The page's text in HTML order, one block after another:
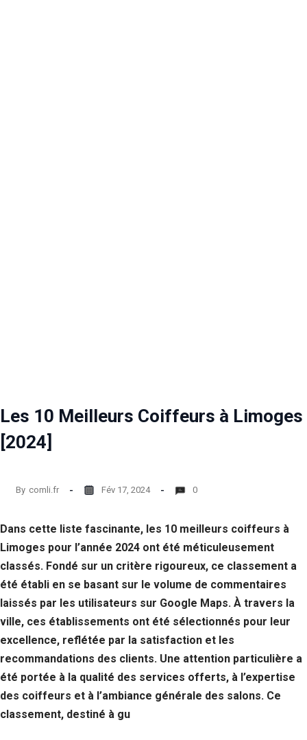
Les 10 Meilleurs Coiffeurs à Limoges
[2024]
By comli.fr Fév 17, 2024 0
Dans cette liste fascinante, les 10 meilleurs coiffeurs à
Limoges pour l’année 2024 ont été méticuleusement
classés. Fondé sur un critère rigoureux, ce classement a
été établi en se basant sur le volume de commentaires
laissés par les utilisateurs sur Google Maps. À travers la
ville, ces établissements ont été sélectionnés pour leur
excellence, reflétée par la satisfaction et les
recommandations des clients. Une attention particulière a
été portée à la qualité des services offerts, à l’expertise
des coiffeurs et à l’ambiance générale des salons. Ce
classement, destiné à gu